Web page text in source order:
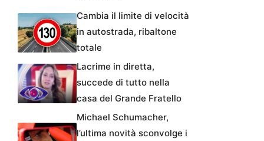
Cambia il limite di velocità
in autostrada, ribaltone
totale
Lacrime in diretta,
succede di tutto nella
casa del Grande Fratello
Michael Schumacher,
l’ultima novità sconvolge i